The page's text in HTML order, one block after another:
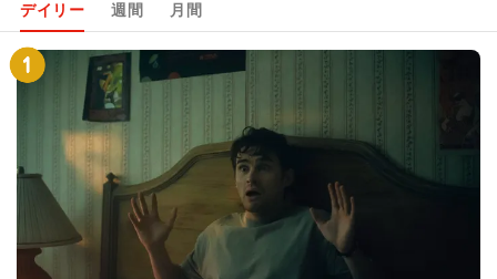
デイリー 週間 月間